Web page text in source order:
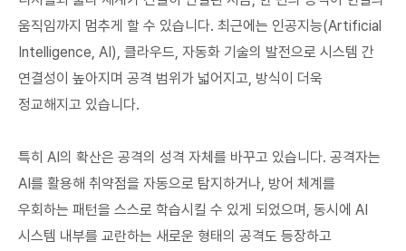
움직임까지 멈추게 할 수 있습니다. 최근에는 인공지능(Artificial
Intelligence, AI), 클라우드, 자동화 기술의 발전으로 시스템 간
연결성이 높아지며 공격 범위가 넓어지고, 방식이 더욱
정교해지고 있습니다.
특히 AI의 확산은 공격의 성격 자체를 바꾸고 있습니다. 공격자는
AI를 활용해 취약점을 자동으로 탐지하거나, 방어 체계를
우회하는 패턴을 스스로 학습시킬 수 있게 되었으며, 동시에 AI
시스템 내부를 교란하는 새로운 형태의 공격도 등장하고